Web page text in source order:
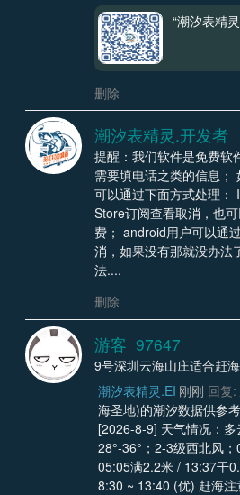
“潮汐表精
删除
潮汐表精灵.开发者
提醒：我们软件是免费软
需要填电话之类的信息；
可以通过下面方式处理：
Store订阅查看取消，也
费； android用户可以通
消，如果没有那就没办法
法....
删除
游客_97647
9号深圳云海山庄适合赶
潮汐表精灵.EI 刚刚 回复:
海圣地)的潮汐数据供参
[2026-8-9] 天气情况：多
28°-36°；2-3级西北风
05:05满2.2米 / 13:37干
8:30 ~ 13:40 (优) 赶海注